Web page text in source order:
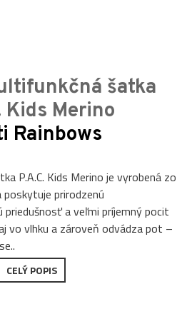
šatka
Kids Merino
Rainbows
P.A.C. Kids Merino je vyrobená zo
prirodzenú
priedušnosť a veľmi príjemný pocit
vo vlhku a zároveň odvádza pot –
CELÝ POPIS